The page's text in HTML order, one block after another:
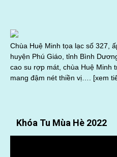
Chùa Huệ Minh tọa lạc số 327,
huyện Phú Giáo, tỉnh Bình
cao su rợp mát, chùa Huệ Minh
mang đậm nét thiền vị…. [xem
Khóa Tu Mùa Hè 2022